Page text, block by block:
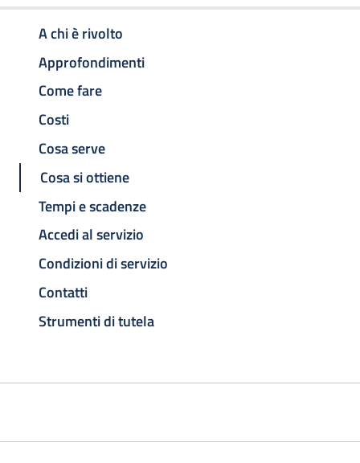
A chi è rivolto
Approfondimenti
Come fare
Costi
Cosa serve
Cosa si ottiene
Tempi e scadenze
Accedi al servizio
Condizioni di servizio
Contatti
Strumenti di tutela